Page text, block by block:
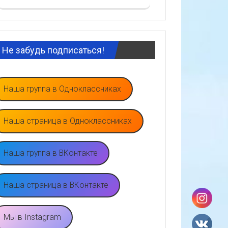
Не забудь подписаться!
Наша группа в Одноклассниках
Наша страница в Одноклассниках
Наша группа в ВКонтакте
Наша страница в ВКонтакте
Мы в Instagram